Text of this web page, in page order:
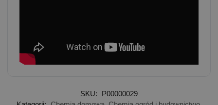
SKU:
P00000029